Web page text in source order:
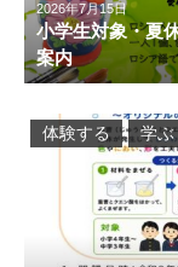
2026年7月15日
小学生対象・夏
案内
体験する 学ぶ